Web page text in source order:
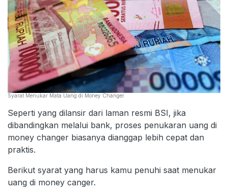
Syarat Menukar Mata Uang di Money Changer
Seperti yang dilansir dari laman resmi BSI, jika
dibandingkan melalui bank, proses penukaran uang di
money changer biasanya dianggap lebih cepat dan
praktis.
Berikut syarat yang harus kamu penuhi saat menukar
uang di money canger.